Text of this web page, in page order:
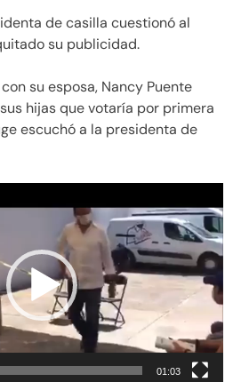
de casilla cuestionó al
su publicidad.
su esposa, Nancy Puente
hijas que votaría por primera
escuchó a la presidenta de
01:03